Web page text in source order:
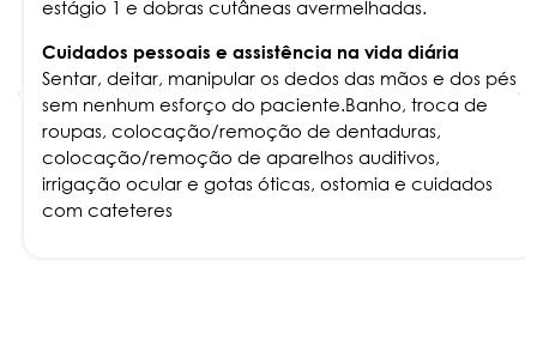
estágio 1 e dobras cutâneas avermelhadas.
Cuidados pessoais e assistência na vida diária
Sentar, deitar, manipular os dedos das mãos e dos pés
sem nenhum esforço do paciente.Banho, troca de
roupas, colocação/remoção de dentaduras,
colocação/remoção de aparelhos auditivos,
irrigação ocular e gotas óticas, ostomia e cuidados
com cateteres